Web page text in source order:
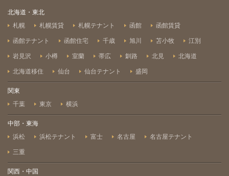
北海道・東北
札幌
札幌賃貸 札幌テナント 函館 函館賃貸
函館テナント 函館住宅 千歳 旭川 苫小牧 江別
岩見沢 小樽 室蘭 帯広 釧路 北見 北海道
北海道移住 仙台 仙台テナント 盛岡
関東
千葉
東京 横浜
中部・東海
浜松
浜松テナント 富士 名古屋 名古屋テナント
三重
関西・中国